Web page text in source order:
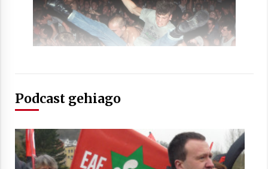
Arrosaren laburpen bideoa Hamaika
Telebistaren eskutik
Podcast gehiago